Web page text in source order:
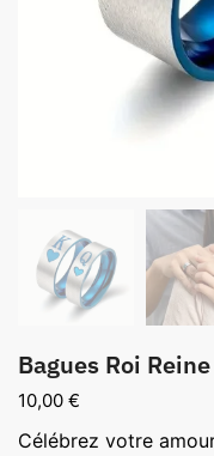
Bagues Roi
10,00 €
Célébrez votre